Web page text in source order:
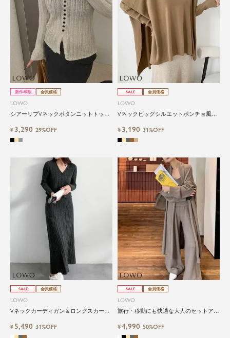
新作早割 会員価格
LOWO
シアーリブVネックボタンニットトップ
¥ 3,290 29%OFF
SALE 会員価格
LOWO
Vネックビッグシルエットポンチョ風ニ
¥ 3,190 31%OFF
SALE 会員価格
LOWO
Vネックカーディガン＆ロングスカート
¥5,490 31%OFF
SALE 会員価格
LOWO
旅行・移動にも快適な大人のセットアッ
3点セットニット（羽織・トップス・パ
ンツ）
¥4,990 50%OFF